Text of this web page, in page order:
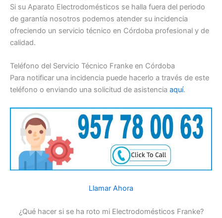
Si su Aparato Electrodomésticos se halla fuera del periodo
de garantía nosotros podemos atender su incidencia
ofreciendo un servicio técnico en Córdoba profesional y de
calidad.
Teléfono del Servicio Técnico Franke en Córdoba
Para notificar una incidencia puede hacerlo a través de este
teléfono o enviando una solicitud de asistencia aquí.
Llamar Ahora
¿Qué hacer si se ha roto mi Electrodomésticos Franke?